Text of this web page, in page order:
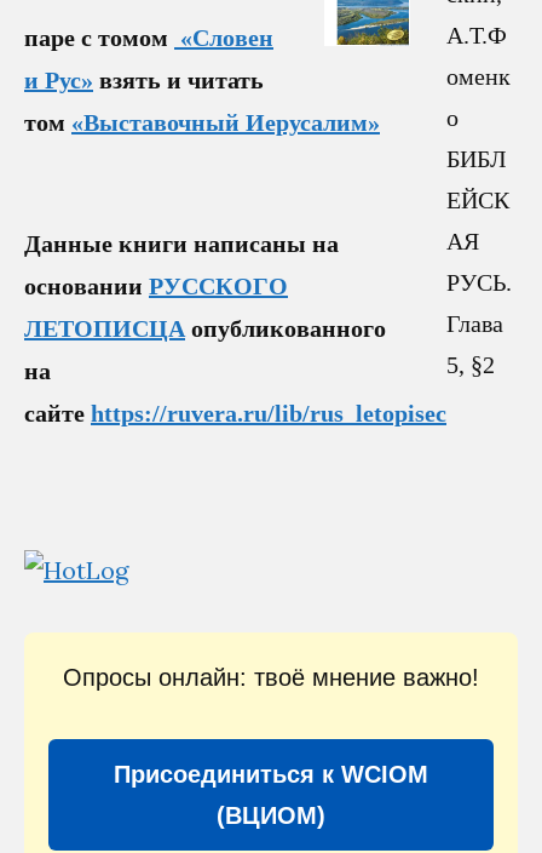
паре с томом «Словен
и Рус» взять и читать
том «Выставочный Иерусалим»
Данные книги написаны на
основании РУССКОГО
ЛЕТОПИСЦА опубликованного
на
сайте https://ruvera.ru/lib/rus_letopisec
Опросы онлайн: твоё мнение важно!
Присоединиться к WCIOM
(ВЦИОМ)